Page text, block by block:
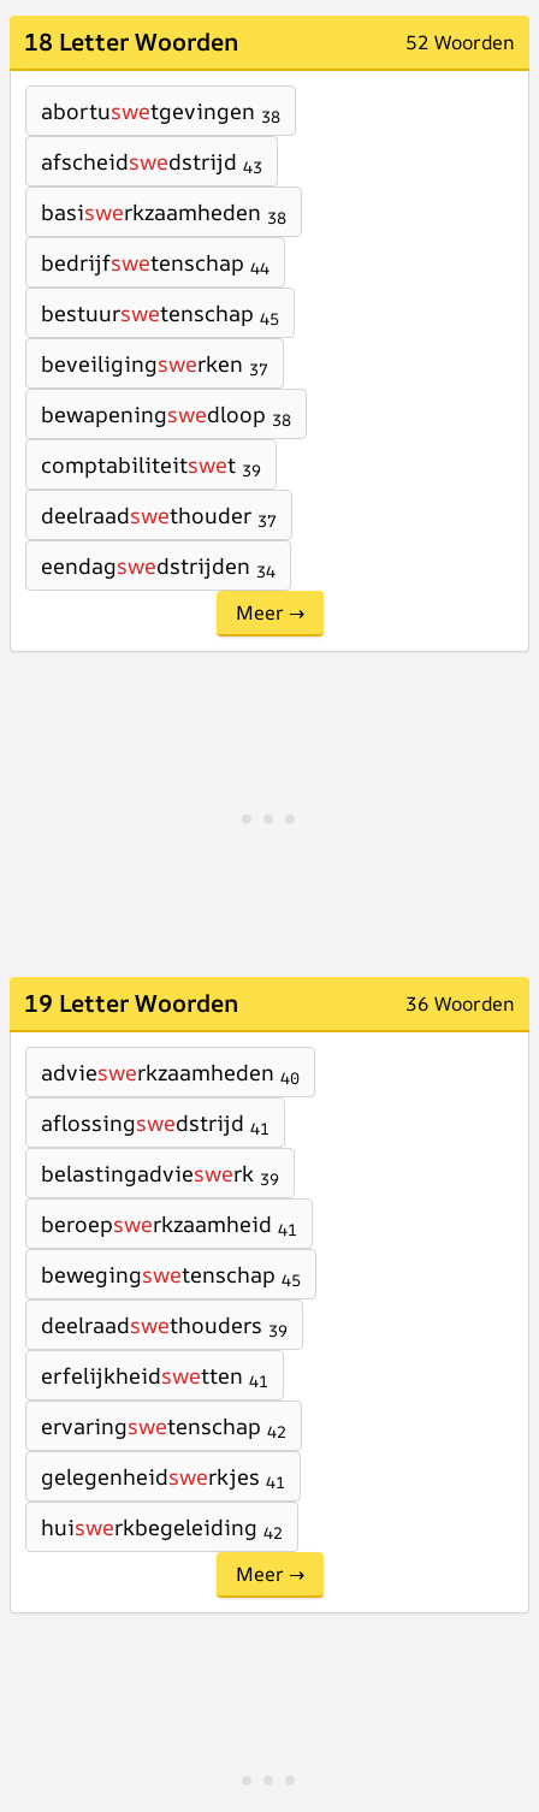
18 Letter Woorden 52 Woorden
abortuswetgevingen 38
afscheidswedstrijd 43
basiswerkzaamheden 38
bedrijfswetenschap 44
bestuurswetenschap 45
beveiligingswerken 37
bewapeningswedloop 38
comptabiliteitswet 39
deelraadswethouder 37
eendagswedstrijden 34
Meer →
19 Letter Woorden 36 Woorden
advieswerkzaamheden 40
aflossingswedstrijd 41
belastingadvieswerk 39
beroepswerkzaamheid 41
bewegingswetenschap 45
deelraadswethouders 39
erfelijkheidswetten 41
ervaringswetenschap 42
gelegenheidswerkjes 41
huiswerkbegeleiding 42
Meer →